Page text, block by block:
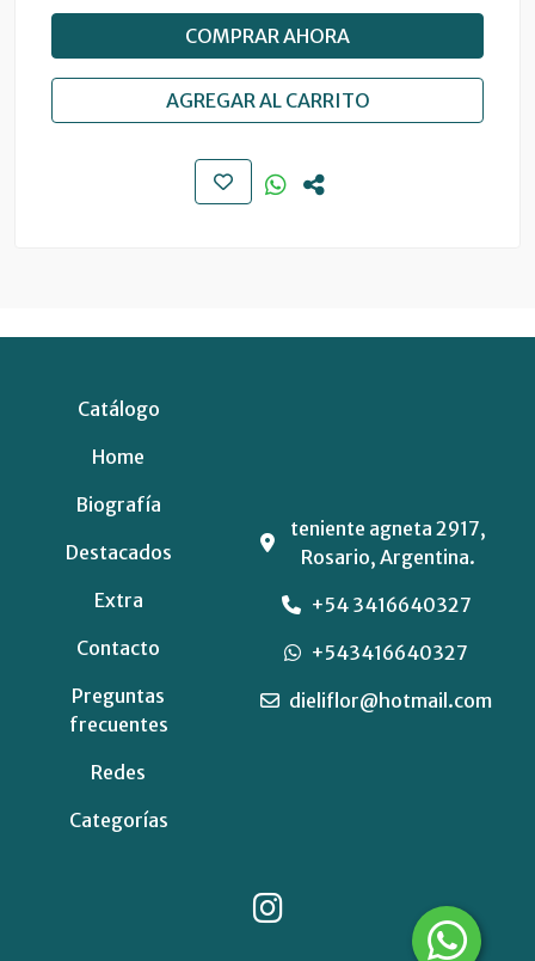
COMPRAR AHORA
AGREGAR AL CARRITO
Catálogo
Home
Biografía
Destacados
Extra
Contacto
Preguntas
frecuentes
Redes
Categorías
teniente agneta 2917,
Rosario, Argentina.
+54 3416640327
+543416640327
dieliflor@hotmail.com